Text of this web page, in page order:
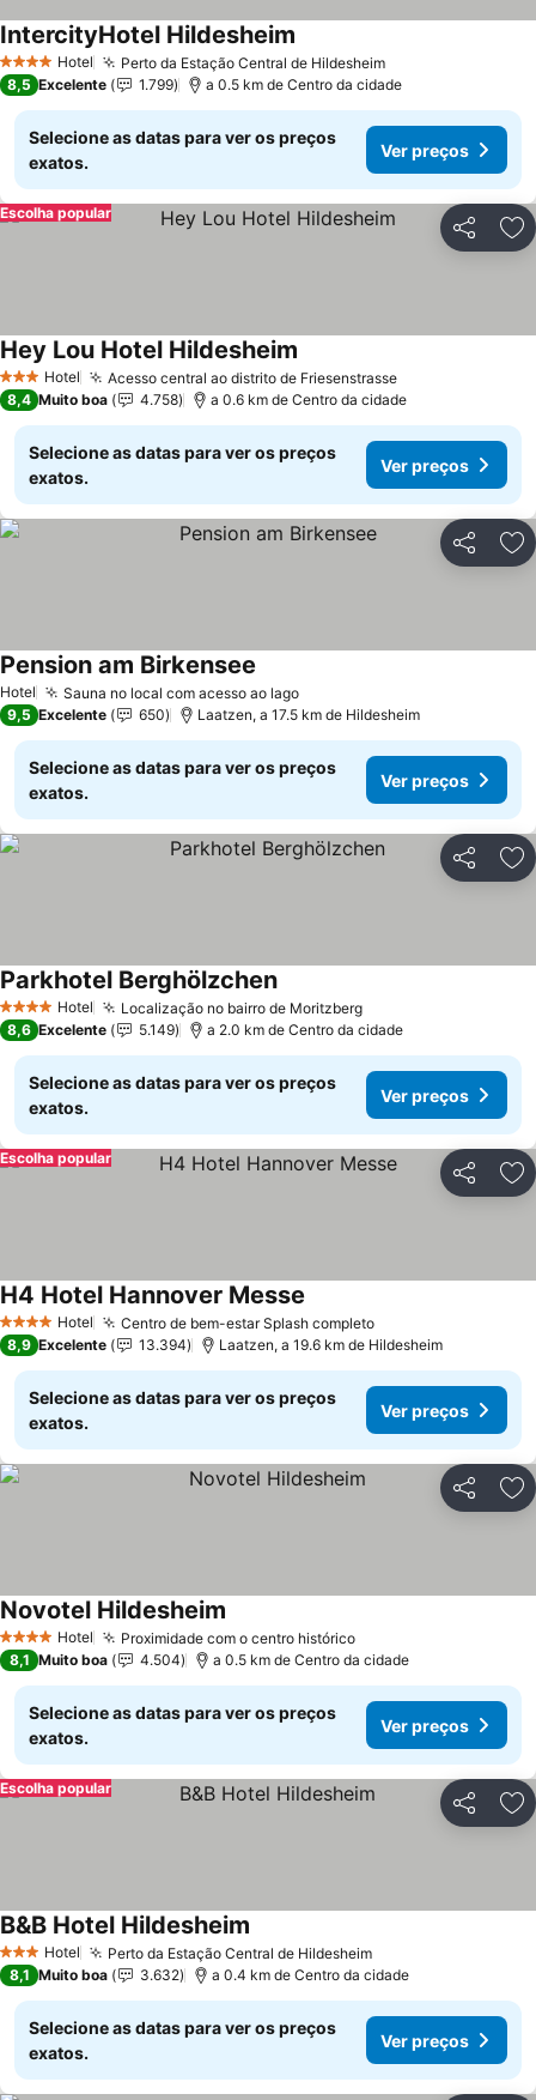
4 EstrelasHotel Perto da Estação Central de Hildesheim
IntercityHotel Hildesheim
8,5 Excelente 1.799 a 0.5 km de Centro da cidade
Selecione as datas para ver os preços
exatos.
Ver preços
Partilhar
Escolha popular
3 EstrelasHotel Acesso central ao distrito de Friesenstrasse
Hey Lou Hotel Hildesheim
8,4 Muito boa 4.758 a 0.6 km de Centro da cidade
Selecione as datas para ver os preços
exatos.
Ver preços
Partilhar
Hotel Sauna no local com acesso ao lago
Pension am Birkensee
9,5 Excelente 650 Laatzen, a 17.5 km de Hildesheim
Selecione as datas para ver os preços
exatos.
Ver preços
Partilhar
4 EstrelasHotel Localização no bairro de Moritzberg
Parkhotel Berghölzchen
8,6 Excelente 5.149 a 2.0 km de Centro da cidade
Selecione as datas para ver os preços
exatos.
Ver preços
Partilhar
Escolha popular
4 EstrelasHotel Centro de bem-estar Splash completo
H4 Hotel Hannover Messe
8,9 Excelente 13.394 Laatzen, a 19.6 km de Hildesheim
Selecione as datas para ver os preços
exatos.
Ver preços
Partilhar
4 EstrelasHotel Proximidade com o centro histórico
Novotel Hildesheim
8,1 Muito boa 4.504 a 0.5 km de Centro da cidade
Selecione as datas para ver os preços
exatos.
Ver preços
Partilhar
Escolha popular
3 EstrelasHotel Perto da Estação Central de Hildesheim
B&B Hotel Hildesheim
8,1 Muito boa 3.632 a 0.4 km de Centro da cidade
Selecione as datas para ver os preços
exatos.
Ver preços